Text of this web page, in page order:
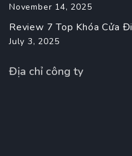
November 14, 2025
Review 7 Top Khóa Cửa
July 3, 2025
Địa chỉ công ty